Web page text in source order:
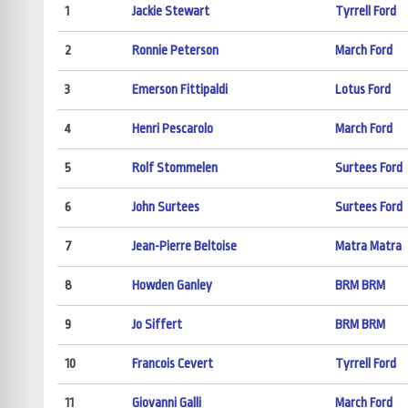
1 Jackie Stewart Tyrrell Ford
2 Ronnie Peterson March Ford
3 Emerson Fittipaldi Lotus Ford
4 Henri Pescarolo March Ford
5 Rolf Stommelen Surtees Ford
6 John Surtees Surtees Ford
7 Jean-Pierre Beltoise Matra Matra
8 Howden Ganley BRM BRM
9 Jo Siffert BRM BRM
10 Francois Cevert Tyrrell Ford
11 Giovanni Galli March Ford